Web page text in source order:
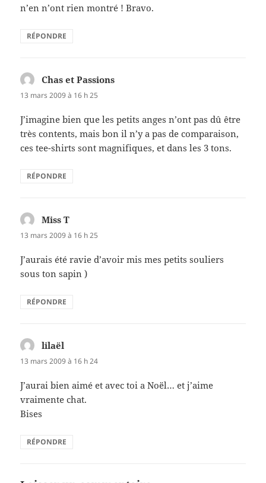
n’en n’ont rien montré ! Bravo.
RÉPONDRE
Chas et Passions
13 mars 2009 à 16 h 25
J’imagine bien que les petits anges n’ont pas dû être
très contents, mais bon il n’y a pas de comparaison,
ces tee-shirts sont magnifiques, et dans les 3 tons.
RÉPONDRE
Miss T
13 mars 2009 à 16 h 25
J’aurais été ravie d’avoir mis mes petits souliers
sous ton sapin )
RÉPONDRE
lilaël
13 mars 2009 à 16 h 24
J’aurai bien aimé et avec toi a Noël… et j’aime
vraimente chat.
Bises
RÉPONDRE